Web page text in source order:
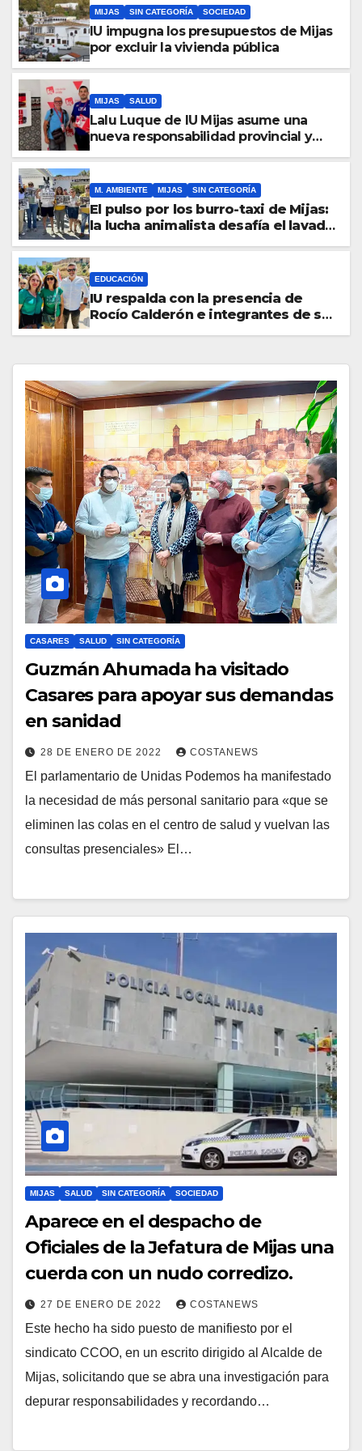
MIJAS SIN CATEGORÍA SOCIEDAD
IU impugna los presupuestos de Mijas
por excluir la vivienda pública
MIJAS SALUD
Lalu Luque de IU Mijas asume una
nueva responsabilidad provincial y
M. AMBIENTE MIJAS SIN CATEGORÍA
El pulso por los burro-taxi de Mijas:
la lucha animalista desafía el lavado
EDUCACIÓN
IU respalda con la presencia de
Rocío Calderón e integrantes de su
denuncia el deterioro de la
educación pública en la provincia
de Málaga
CASARES SALUD SIN CATEGORÍA
Guzmán Ahumada ha visitado
Casares para apoyar sus demandas
en sanidad
28 DE ENERO DE 2022 COSTANEWS
El parlamentario de Unidas Podemos ha manifestado
la necesidad de más personal sanitario para «que se
eliminen las colas en el centro de salud y vuelvan las
consultas presenciales» El…
MIJAS SALUD SIN CATEGORÍA SOCIEDAD
Aparece en el despacho de
Oficiales de la Jefatura de Mijas una
cuerda con un nudo corredizo.
27 DE ENERO DE 2022 COSTANEWS
Este hecho ha sido puesto de manifiesto por el
sindicato CCOO, en un escrito dirigido al Alcalde de
Mijas, solicitando que se abra una investigación para
depurar responsabilidades y recordando…